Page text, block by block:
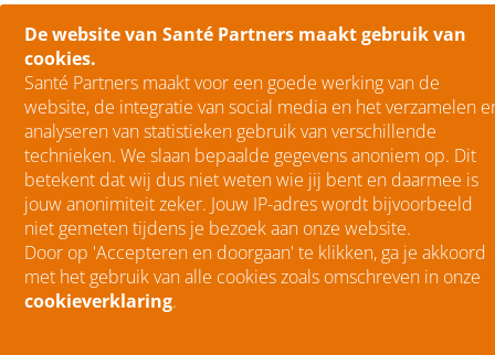
De website van Santé Partners maakt gebruik van
cookies.
Santé Partners maakt voor een goede werking van de
website, de integratie van social media en het verzamelen
analyseren van statistieken gebruik van verschillende
technieken. We slaan bepaalde gegevens anoniem op. Dit
betekent dat wij dus niet weten wie jij bent en daarmee is
jouw anonimiteit zeker. Jouw IP-adres wordt bijvoorbeeld
niet gemeten tijdens je bezoek aan onze website.
Door op 'Accepteren en doorgaan' te klikken, ga je akkoord
met het gebruik van alle cookies zoals omschreven in onze
cookieverklaring.